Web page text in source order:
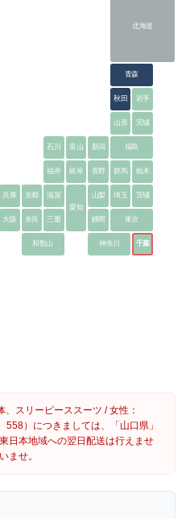
北海道
青森
秋田 岩手
山形 宮城
石川 富山 新潟 福島
福井 岐阜 長野 群馬 栃木
兵庫 京都
滋賀
愛知
山梨 埼玉 茨城
大阪 奈良 三重 東京
和歌山
静岡
神奈川 千葉
、スリーピーススーツ / 女性：
）につきましては、「山口県」
日本地域への翌日配送は行えませ
ませ。